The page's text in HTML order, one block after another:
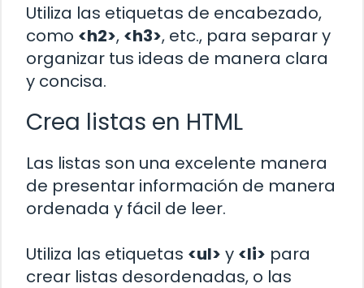
Utiliza las etiquetas de encabezado,
como <h2>, <h3>, etc., para separar y
organizar tus ideas de manera clara
y concisa.
Crea listas en HTML
Las listas son una excelente manera
de presentar información de manera
ordenada y fácil de leer.
Utiliza las etiquetas <ul> y <li> para
crear listas desordenadas, o las